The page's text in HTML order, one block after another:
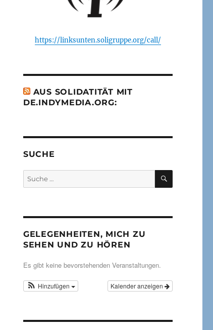
https://linksunten.soligruppe.org/call/
AUS SOLIDATITÄT MIT
DE.INDYMEDIA.ORG:
SUCHE
Suche
nach:
SUCHEN
GELEGENHEITEN, MICH ZU
SEHEN UND ZU HÖREN
Es gibt keine bevorstehenden Veranstaltungen.
Kalender anzeigen
Hinzufügen